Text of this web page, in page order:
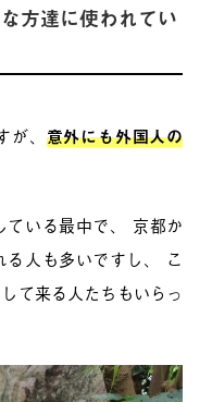
方達に使われてい
、 意外にも外国人の
いる最中で、
京都か
人も多いですし、
こ
て来る人たちもいらっ